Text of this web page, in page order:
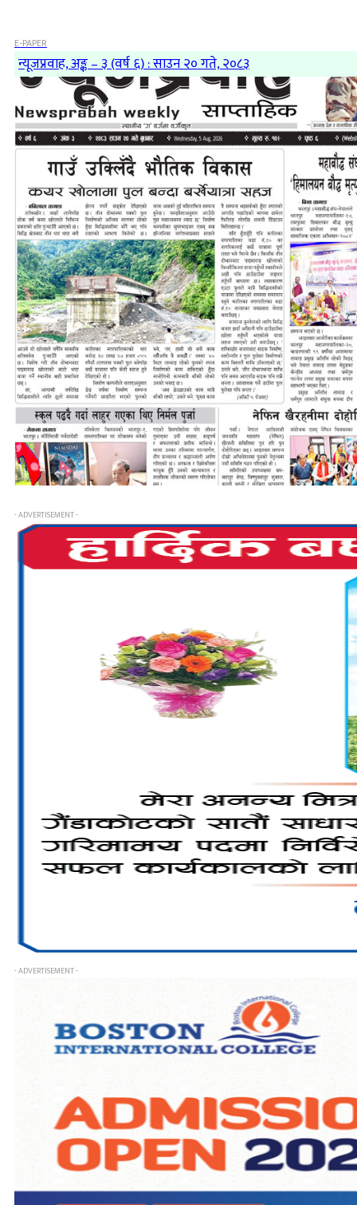
E-PAPER
न्यूजप्रवाह, अङ्क – ३ (वर्ष ६) : साउन २० गते, २०८३
- ADVERTISEMENT -
- ADVERTISEMENT -